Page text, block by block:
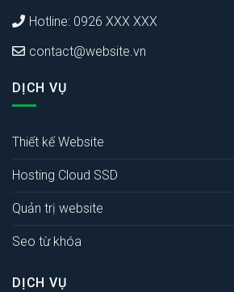
Hotline: 0926 XXX XXX
contact@website.vn
DỊCH VỤ
Thiết kế Website
Hosting Cloud SSD
Quản trị website
Seo từ khóa
DỊCH VỤ